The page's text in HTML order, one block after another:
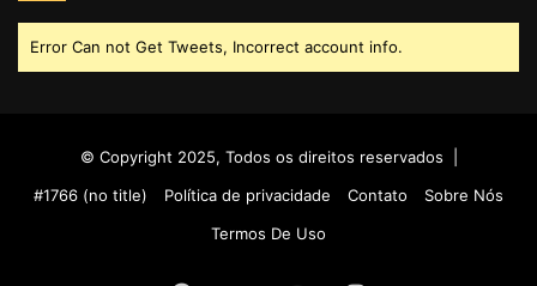
Error Can not Get Tweets, Incorrect account info.
© Copyright 2025, Todos os direitos reservados |
#1766 (no title)
Política de privacidade Contato
Sobre Nós
Termos De Uso